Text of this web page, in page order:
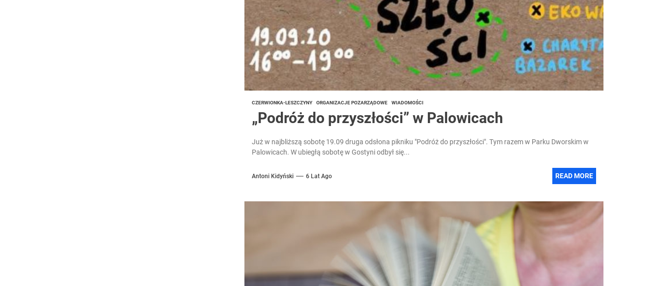
CZERWIONKA-LESZCZYNY ORGANIZACJE POZARZĄDOWE WIADOMOŚCI
„Podróż do przyszłości” w Palowicach
Już w najbliższą sobotę 19.09 druga odsłona pikniku "Podróż do przyszłości". Tym razem w Parku Dworskim w
Palowicach. W ubiegłą sobotę w Gostyni odbył się...
Antoni Kidyński 6 Lat Ago READ MORE